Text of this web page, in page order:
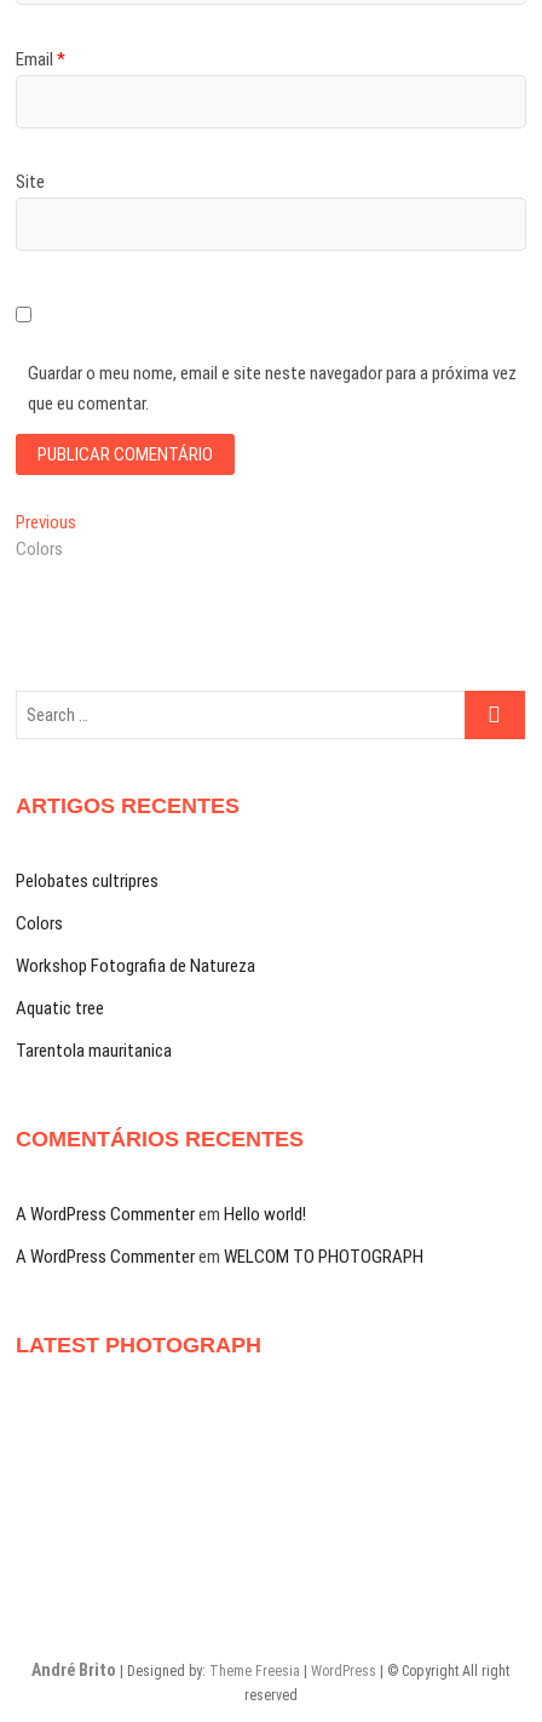
Email*
Site
Guardar o meu nome, email e site neste navegador para a próxima vez
que eu comentar.
Navegação
de
Previous
Colors
Search
ARTIGOS RECENTES
Pelobates cultripres
Colors
Workshop Fotografia de Natureza
Aquatic tree
Tarentola mauritanica
COMENTÁRIOS RECENTES
A WordPress CommenteremHello world!
A WordPress CommenteremWELCOM TO PHOTOGRAPH
LATEST PHOTOGRAPH
André Brito | Designed by: Theme Freesia |WordPress | © Copyright All right
reserved